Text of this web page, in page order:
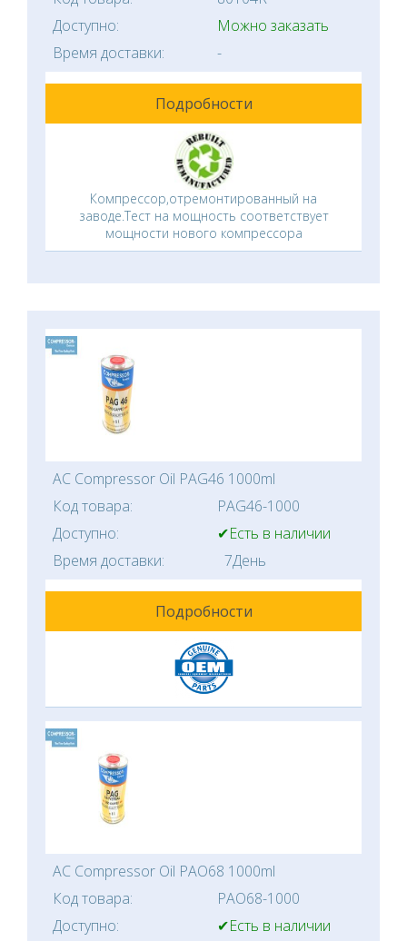
Доступно:
Можно заказать
Время доставки:
-
Подробности
Компрессор,отремонтированный на
заводе.Тест на мощность соответствует
мощности нового компрессора
AC Compressor Oil PAG46 1000ml
Код товара:
PAG46-1000
Доступно:
✔Есть в наличии
Время доставки:
7День
Подробности
AC Compressor Oil PAO68 1000ml
Код товара:
PAO68-1000
Доступно:
✔Есть в наличии